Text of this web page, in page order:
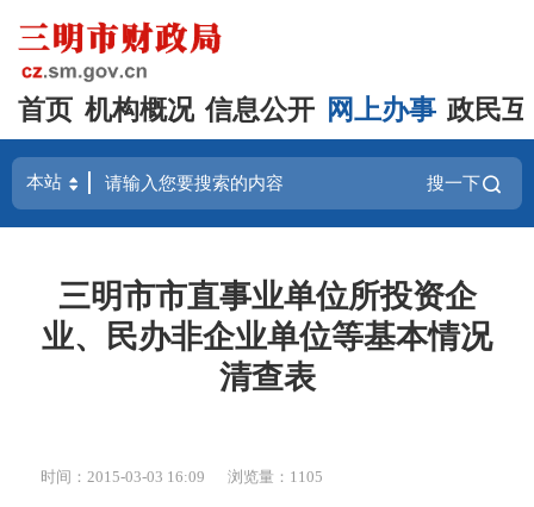
首页 机构概况 信息公开 网上办事 政民
搜一下
三明市市直事业单位所投资企
业、民办非企业单位等基本情况
清查表
时间：2015-03-03 16:09 浏览量：1105